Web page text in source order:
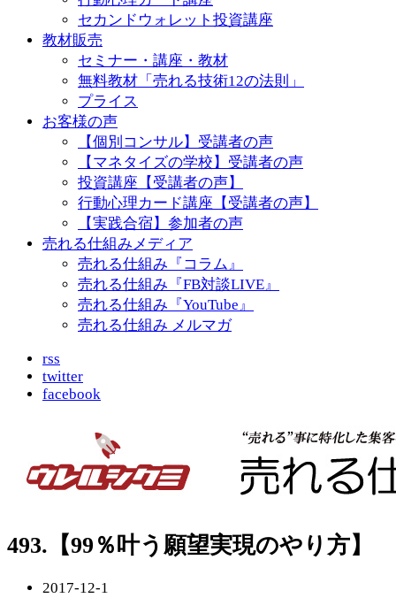
セカンドウォレット投資講座
教材販売
セミナー・講座・教材
無料教材「売れる技術12の法則」
プライス
お客様の声
【個別コンサル】受講者の声
【マネタイズの学校】受講者の声
投資講座【受講者の声】
行動心理カード講座【受講者の声】
【実践合宿】参加者の声
売れる仕組みメディア
売れる仕組み『コラム』
売れる仕組み『FB対談LIVE』
売れる仕組み『YouTube』
売れる仕組み メルマガ
rss
twitter
facebook
493.【99％叶う願望実現のやり方】
2017-12-1